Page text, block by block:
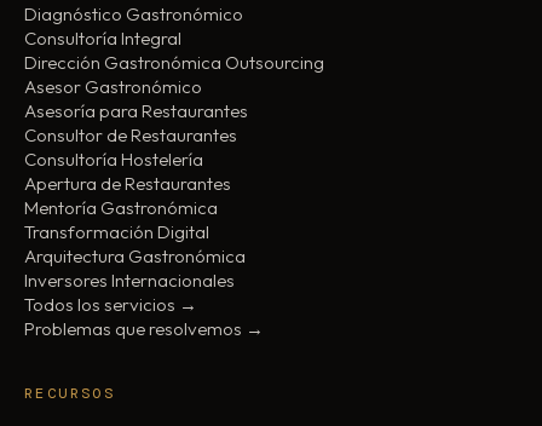
Diagnóstico Gastronómico
Consultoría Integral
Dirección Gastronómica Outsourcing
Asesor Gastronómico
Asesoría para Restaurantes
Consultor de Restaurantes
Consultoría Hostelería
Apertura de Restaurantes
Mentoría Gastronómica
Transformación Digital
Arquitectura Gastronómica
Inversores Internacionales
Todos los servicios →
Problemas que resolvemos →
RECURSOS